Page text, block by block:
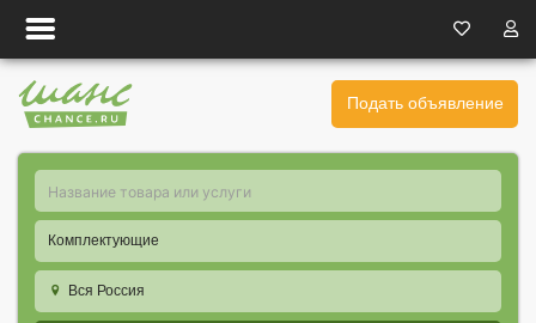
Подать объявление
Комплектующие
Вся Россия